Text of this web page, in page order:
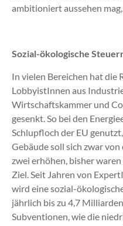
ambitioniert aussehen
Sozial-ökologische
In vielen Bereichen hat die
LobbyistInnen aus
Wirtschaftskammer und
gesenkt. So bei den
Schlupfloch der EU
Gebäude soll sich zwar
zwei erhöhen, bisher
Ziel. Seit Jahren von
wird eine sozial-
jährlich bis zu 4,7
Subventionen, wie die